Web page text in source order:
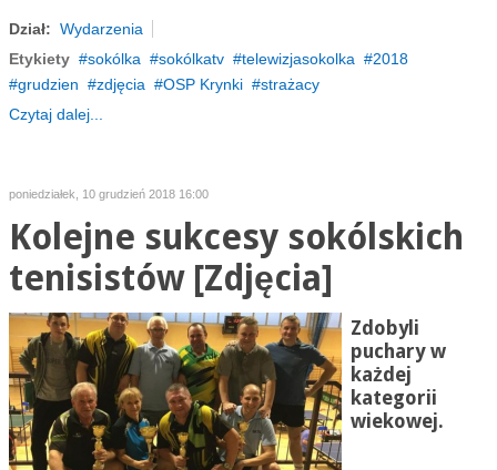
Dział: Wydarzenia
Etykiety
sokólka sokólkatv telewizjasokolka
2018
grudzien
zdjęcia OSP Krynki
strażacy
Czytaj dalej...
poniedziałek, 10 grudzień 2018 16:00
Kolejne sukcesy sokólskich
tenisistów [Zdjęcia]
Zdobyli
puchary w
każdej
kategorii
wiekowej.